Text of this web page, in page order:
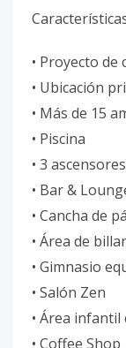
• Proyecto
• Ubicación
• Más de 15
• Piscina
• 3
• Bar &
• Cancha de
• Área de billar
• Gimnasio
• Salón Zen
• Área infantil
• Coffee Shop